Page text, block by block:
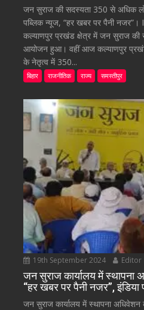
जन सुराज की सदस्यता 350 से अधिक
पब्लिक न्यूज, “हर खबर पर पैनी
कल्याणपुर प्रखंड क्षेत्र में जन सुराज की
आयोजन हुआ। वहीं आज कल्याणपुर प्रखंड
के नेतृत्व में 350...
बिहार राजनीतिक राज्य समस्तीपुर
19th September 2024 Editor
जन सुराज कार्यालय में
“हर खबर पर पैनी नजर”,
जन सुराज कार्यालय में स्थापना